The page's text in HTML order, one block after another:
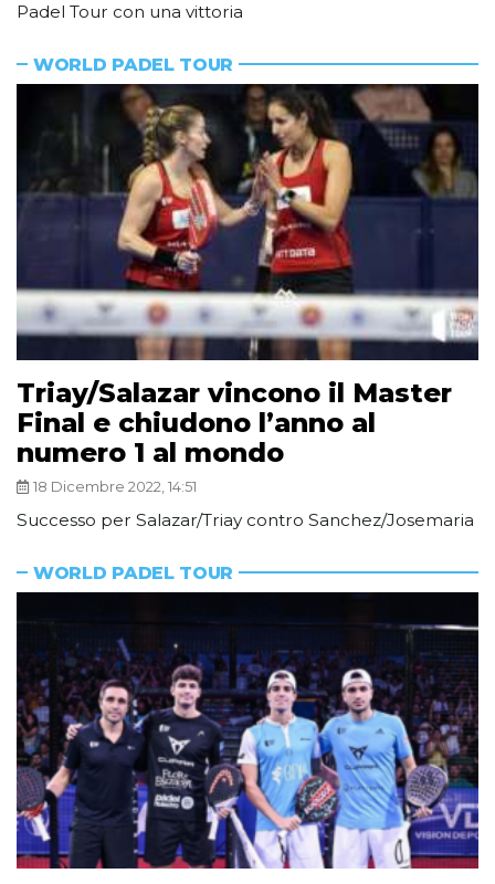
Padel Tour con una vittoria
WORLD PADEL TOUR
Triay/Salazar vincono il Master
Final e chiudono l’anno al
numero 1 al mondo
18 Dicembre 2022, 14:51
Successo per Salazar/Triay contro Sanchez/Josemaria
WORLD PADEL TOUR